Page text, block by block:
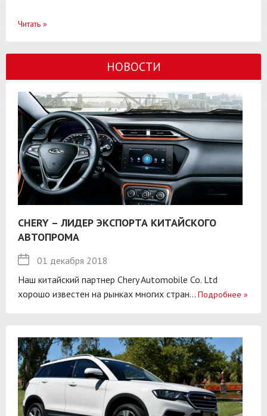
Читать »
НОВОСТИ
CHERY – ЛИДЕР ЭКСПОРТА КИТАЙСКОГО
АВТОПРОМА
01 декабря 2018
Наш китайский партнер Chery Automobile Co. Ltd
хорошо известен на рынках многих стран... Подробнее »